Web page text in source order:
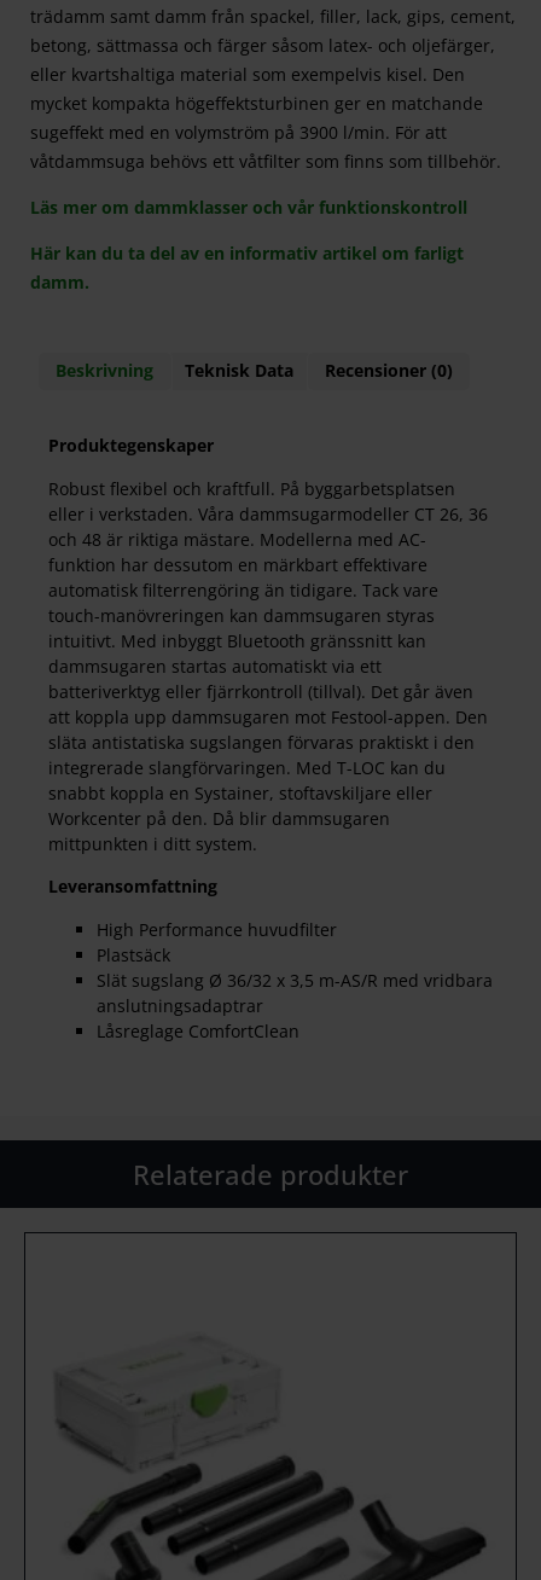
trädamm samt damm från spackel, filler, lack, gips, cement,
betong, sättmassa och färger såsom latex- och oljefärger,
eller kvartshaltiga material som exempelvis kisel. Den
mycket kompakta högeffektsturbinen ger en matchande
sugeffekt med en volymström på 3900 l/min. För att
våtdammsuga behövs ett våtfilter som finns som tillbehör.
Läs mer om dammklasser och vår funktionskontroll
Här kan du ta del av en informativ artikel om farligt
damm.
Beskrivning Teknisk Data Recensioner (0)
Produktegenskaper
Robust flexibel och kraftfull. På byggarbetsplatsen
eller i verkstaden. Våra dammsugarmodeller CT 26, 36
och 48 är riktiga mästare. Modellerna med AC-
funktion har dessutom en märkbart effektivare
automatisk filterrengöring än tidigare. Tack vare
touch-manövreringen kan dammsugaren styras
intuitivt. Med inbyggt Bluetooth gränssnitt kan
dammsugaren startas automatiskt via ett
batteriverktyg eller fjärrkontroll (tillval). Det går även
att koppla upp dammsugaren mot Festool-appen. Den
släta antistatiska sugslangen förvaras praktiskt i den
integrerade slangförvaringen. Med T-LOC kan du
snabbt koppla en Systainer, stoftavskiljare eller
Workcenter på den. Då blir dammsugaren
mittpunkten i ditt system.
Leveransomfattning
High Performance huvudfilter
Plastsäck
Slät sugslang Ø 36/32 x 3,5 m-AS/R med vridbara
anslutningsadaptrar
Låsreglage ComfortClean
Relaterade produkter